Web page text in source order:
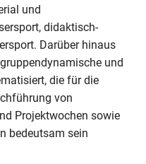
und
didaktisch-
Darüber hinaus
und
die für die
von
Projektwochen sowie
bedeutsam sein